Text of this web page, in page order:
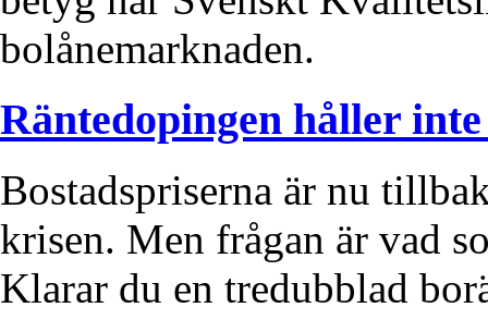
bolånemarknaden.
Räntedopingen håller
Bostadspriserna är nu
krisen. Men frågan är vad
Klarar du en tredubblad